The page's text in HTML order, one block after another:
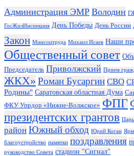
Администрация ЭМР Володин
ГосЖилИнспекция День Победы День России
Закон Минсоцтруда Михаил Исаев Наши
Общественный совет
Председатель Приволжский Прием
ЖКХ» Роман Бусаргин СВО
Родины" Саратовская областная Дума
ФКУ Упрдор «Нижне-Волжское» ФПГ
президентских грантов
район Южный обход Юрий Коган
благоустройство памятки поздравления
руководство Совета стадион "Сигнал"